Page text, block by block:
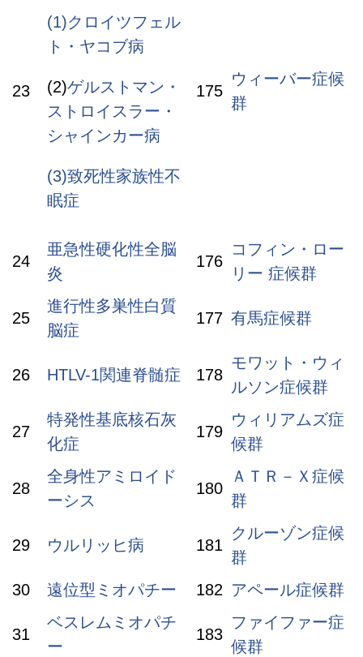
23
(1)クロイツフェル
ト・ヤコブ病
(2)ゲルストマン・
ストロイスラー・
シャインカー病
(3)致死性家族性不
眠症
175
ウィーバー症候
群
24
亜急性硬化性全脳
炎
176
コフィン・ロー
リー 症候群
25
進行性多巣性白質
脳症
177 有馬症候群
26 HTLV-1関連脊髄症 178
モワット・ウィ
ルソン症候群
27
特発性基底核石灰
化症
179
ウィリアムズ症
候群
28
全身性アミロイド
ーシス
180
ＡＴＲ－Ｘ症候
群
29 ウルリッヒ病 181
クルーゾン症候
群
30
遠位型ミオパチー 182 アペール症候群
31
ベスレムミオパチ
ー
183
ファイファー症
候群